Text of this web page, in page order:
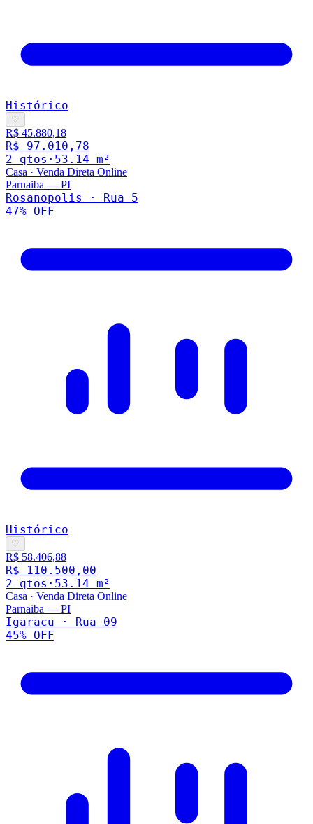
Histórico
♡
R$ 45.880,18
R$ 97.010,78
2 qtos · 53.14 m²
Casa · Venda Direta Online
Parnaiba — PI
Rosanopolis · Rua 5
47% OFF
Histórico
♡
R$ 58.406,88
R$ 110.500,00
2 qtos · 53.14 m²
Casa · Venda Direta Online
Parnaiba — PI
Igaracu · Rua 09
45% OFF